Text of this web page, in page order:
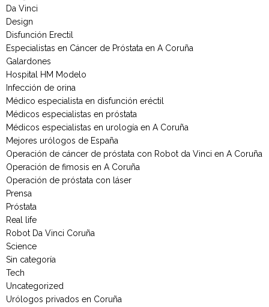
Da Vinci
Design
Disfunción Erectil
Especialistas en Cáncer de Próstata en A Coruña
Galardones
Hospital HM Modelo
Infección de orina
Médico especialista en disfunción eréctil
Médicos especialistas en próstata
Médicos especialistas en urología en A Coruña
Mejores urólogos de España
Operación de cáncer de próstata con Robot da Vinci en A Coruña
Operación de fimosis en A Coruña
Operación de próstata con láser
Prensa
Próstata
Real life
Robot Da Vinci Coruña
Science
Sin categoría
Tech
Uncategorized
Urólogos privados en Coruña